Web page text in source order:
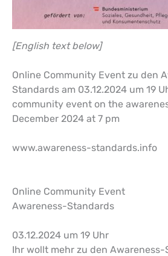
[English text below]
Online Community Event zu den
Standards am 03.12.2024 um 19
community event on the
December 2024 at 7 pm
www.awareness-standards.info
Online Community Event
Awareness-Standards
03.12.2024 um 19 Uhr
Ihr wollt mehr zu den